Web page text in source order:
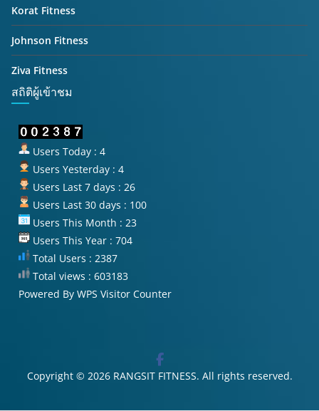
Korat Fitness
Johnson Fitness
Ziva Fitness
สถิติผู้เข้าชม
Users Today : 4
Users Yesterday : 4
Users Last 7 days : 26
Users Last 30 days : 100
Users This Month : 23
Users This Year : 704
Total Users : 2387
Total views : 603183
Powered By WPS Visitor Counter
Copyright © 2026 RANGSIT FITNESS. All rights reserved.